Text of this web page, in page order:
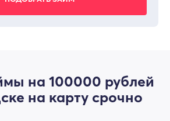
на 100000 рублей
на карту срочно